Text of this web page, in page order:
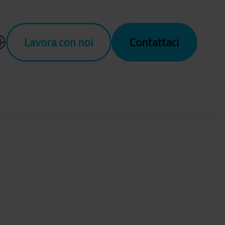
Lavora con noi Contattaci